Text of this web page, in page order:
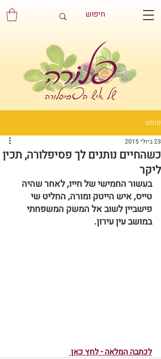
פוסט
כשהחיים נותנים לך פסיפלורה, תכין
ליקר
23 ביולי 2015
בעשור החמישי של חייו, לאחר שהיה
טייס, איש הייטק ומורה, החליט שי
פישביין לשוב אל המשק המשפחתי
במושב עין עירון.
לכתבה המלאה - לחץ כאן